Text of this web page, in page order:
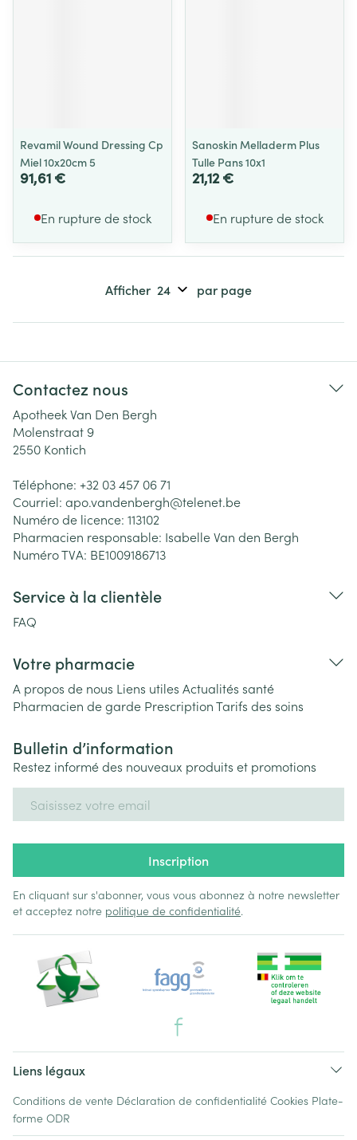
Revamil Wound Dressing Cp
Miel 10x20cm 5
91,61 €
En rupture de stock
Sanoskin Melladerm Plus
Tulle Pans 10x1
21,12 €
En rupture de stock
Afficher par page
Contactez nous
Apotheek Van Den Bergh
Molenstraat 9
2550 Kontich
Téléphone: +32 03 457 06 71
Courriel: apo.vandenbergh@telenet.be
Numéro de licence: 113102
Pharmacien responsable: Isabelle Van den Bergh
Numéro TVA: BE1009186713
Service à la clientèle
FAQ
Votre pharmacie
A propos de nous Liens utiles Actualités santé
Pharmacien de garde PrescriptionTarifs des soins
Bulletin d’information
Restez informé des nouveaux produits et promotions
Inscription
En cliquant sur s'abonner, vous vous abonnez à notre newsletter
et acceptez notre politique de confidentialité.
Liens légaux
Conditions de vente Déclaration de confidentialité Cookies Plate-
forme ODR